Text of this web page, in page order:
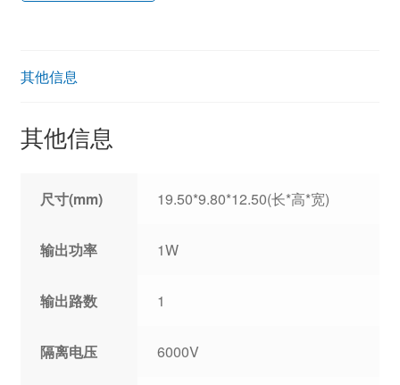
其他信息
其他信息
尺寸(mm) 19.50*9.80*12.50(长*高*宽)
输出功率 1W
输出路数 1
隔离电压 6000V